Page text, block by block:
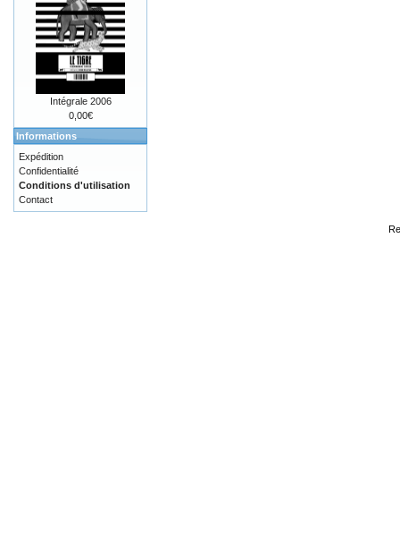
Intégrale 2006
0,00€
Informations
Expédition
Confidentialité
Conditions d'utilisation
Contact